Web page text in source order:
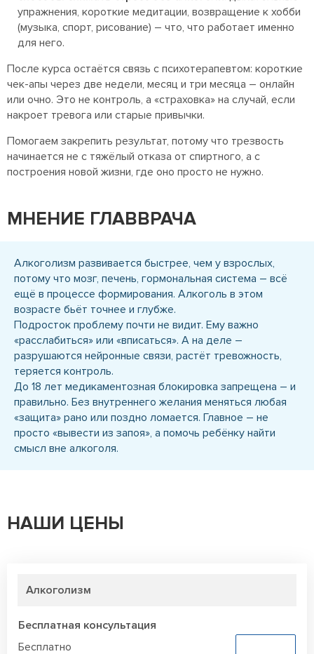
упражнения, короткие медитации, возвращение к хобби
(музыка, спорт, рисование) – что, что работает именно
для него.
После курса остаётся связь с психотерапевтом: короткие
чек-апы через две недели, месяц и три месяца – онлайн
или очно. Это не контроль, а «страховка» на случай, если
накроет тревога или старые привычки.
Помогаем закрепить результат, потому что трезвость
начинается не с тяжёлый отказа от спиртного, а с
построения новой жизни, где оно просто не нужно.
МНЕНИЕ ГЛАВВРАЧА
Алкоголизм развивается быстрее, чем у взрослых,
потому что мозг, печень, гормональная система – всё
ещё в процессе формирования. Алкоголь в этом
возрасте бьёт точнее и глубже.
Подросток проблему почти не видит. Ему важно
«расслабиться» или «вписаться». А на деле –
разрушаются нейронные связи, растёт тревожность,
теряется контроль.
До 18 лет медикаментозная блокировка запрещена – и
правильно. Без внутреннего желания меняться любая
«защита» рано или поздно ломается. Главное – не
просто «вывести из запоя», а помочь ребёнку найти
смысл вне алкоголя.
НАШИ ЦЕНЫ
Алкоголизм
Бесплатная консультация
Бесплатно